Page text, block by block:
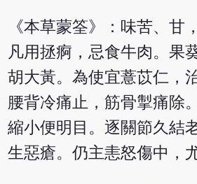
《本草蒙筌》：味苦、甘
凡用拯痾，忌食牛肉。果
胡大黃。為使宜薏苡仁，
腰背冷痛止，筋骨掣痛除
縮小便明目。逐關節久結
生惡瘡。仍主恚怒傷中，